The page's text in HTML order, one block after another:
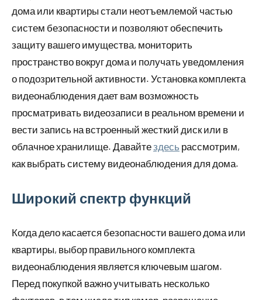
дома или квартиры стали неотъемлемой частью
систем безопасности и позволяют обеспечить
защиту вашего имущества, мониторить
пространство вокруг дома и получать уведомления
о подозрительной активности. Установка комплекта
видеонаблюдения дает вам возможность
просматривать видеозаписи в реальном времени и
вести запись на встроенный жесткий диск или в
облачное хранилище. Давайте здесь рассмотрим,
как выбрать систему видеонаблюдения для дома.
Широкий спектр функций
Когда дело касается безопасности вашего дома или
квартиры, выбор правильного комплекта
видеонаблюдения является ключевым шагом.
Перед покупкой важно учитывать несколько